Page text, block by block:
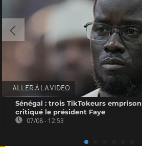
ALLER À LA VIDEO
Sénégal : trois TikTokeurs
critiqué le président Faye
07/08 - 12:53